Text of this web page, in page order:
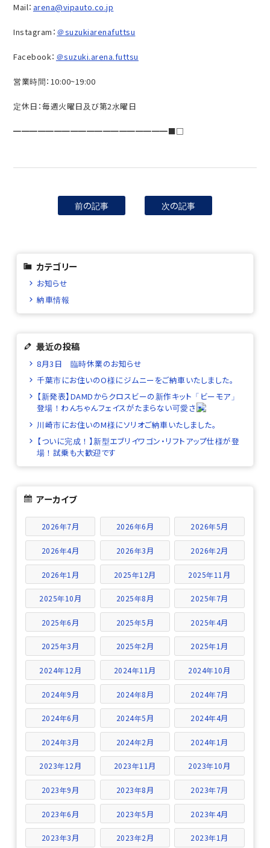
Mail： arena@vipauto.co.jp
Instagram： ＠suzukiarenafuttsu
Facebook： ＠suzuki.arena.futtsu
営業時間：10:00~19:00
定休日：毎週火曜日及び第2水曜日
━━━━━━━━━━━━━━━━━━━■□
前の記事 次の記事
カテゴリー
お知らせ
納車情報
最近の投稿
8月3日 臨時休業のお知らせ
千葉市にお住いのO様にジムニーをご納車いたしました。
【新発表】DAMDからクロスビーの新作キット「ビーモア」
登場！わんちゃんフェイスがたまらない可愛さ
川崎市にお住いのM様にソリオご納車いたしました。
【ついに完成！】新型エブリイワゴン・リフトアップ仕様が登
場！試乗も大歓迎です
アーカイブ
2026年7月 2026年6月 2026年5月
2026年4月 2026年3月 2026年2月
2026年1月 2025年12月 2025年11月
2025年10月 2025年8月 2025年7月
2025年6月 2025年5月 2025年4月
2025年3月 2025年2月 2025年1月
2024年12月 2024年11月 2024年10月
2024年9月 2024年8月 2024年7月
2024年6月 2024年5月 2024年4月
2024年3月 2024年2月 2024年1月
2023年12月 2023年11月 2023年10月
2023年9月 2023年8月 2023年7月
2023年6月 2023年5月 2023年4月
2023年3月 2023年2月 2023年1月